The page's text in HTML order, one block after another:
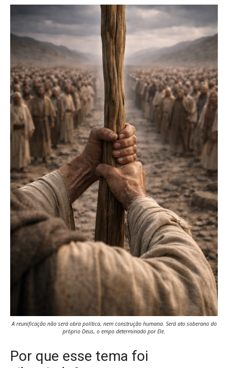
A reunificação não será obra política, nem construção humana. Será ato soberano do
próprio Deus, o empo determinado por Ele.
Por que esse tema foi